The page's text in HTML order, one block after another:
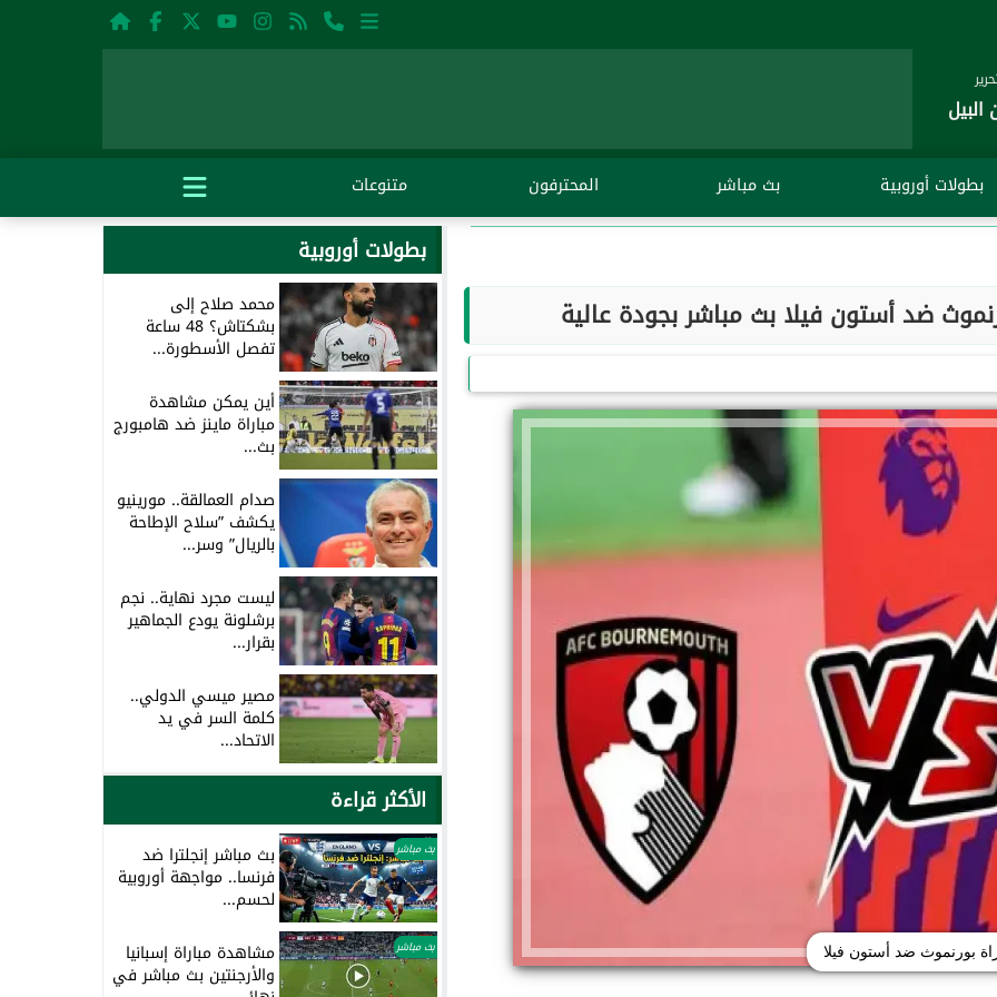
البيل
بطولات أوروبية بث مباشر المحترفون متنوعات
ضد أستون فيلا بث مباشر بجودة عالية
بورنموث ضد أستون فيلا
بطولات أوروبية
محمد صلاح إلى
بشكتاش؟ 48 ساعة
تفصل الأسطورة...
أين يمكن مشاهدة
مباراة ماينز ضد هامبورج
بث...
صدام العمالقة.. مورينيو
يكشف ”سلاح الإطاحة
بالريال” وسر...
ليست مجرد نهاية.. نجم
برشلونة يودع الجماهير
بقرار...
مصير ميسي الدولي..
كلمة السر في يد
الاتحاد...
الأكثر قراءة
بث مباشر بث مباشر إنجلترا ضد
فرنسا.. مواجهة أوروبية
لحسم...
بث مباشر مشاهدة مباراة إسبانيا
والأرجنتين بث مباشر في